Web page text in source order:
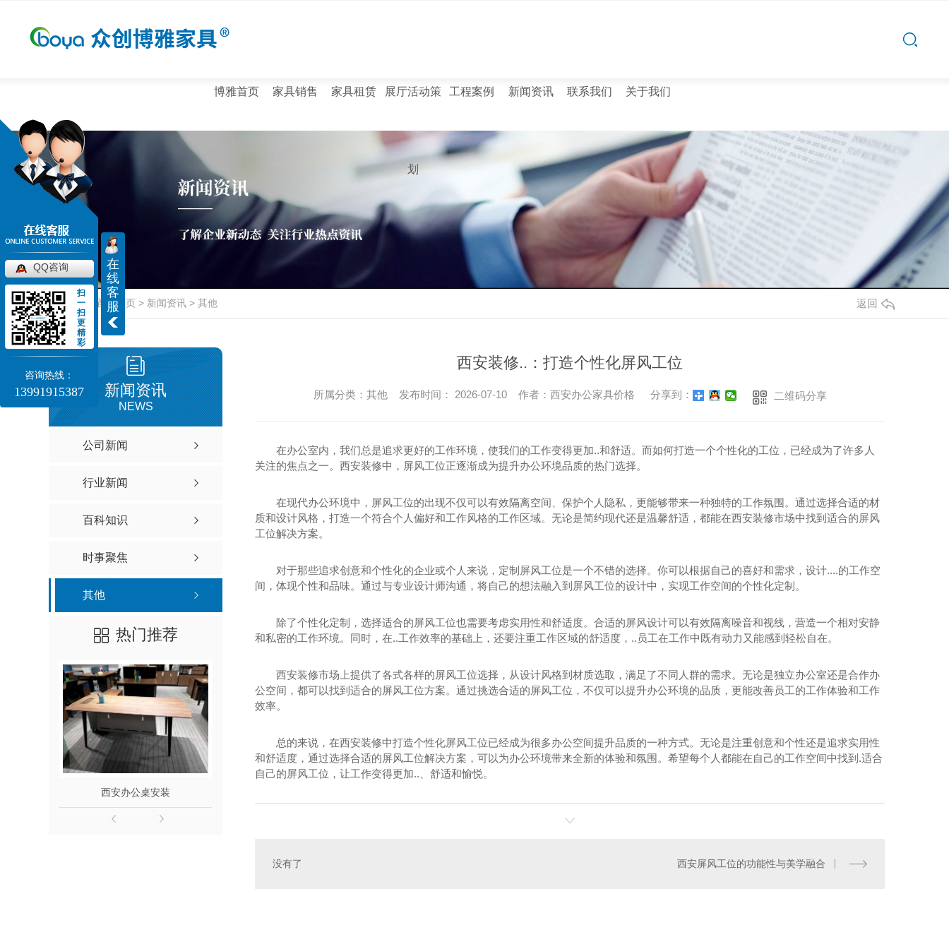
博雅首页 家具销售
屏风工位
屏风工位批发
屏风工位厂家
西安办公班台价格
西安文件柜系列
沙发茶几
沙发茶几
西安洽谈桌价格
西安洽谈桌办公家具
洽谈桌厂家
办公椅
洽谈办公椅
西安老板办公椅
午休椅
西安商务豪华办公椅
西安职员办公椅
西安机场办公椅
西安办公椅定制
办公桌
西安办公桌安装
西安办公桌定制
办公桌价格
办公桌价格
家具租赁 展厅活动策
划
工程案例 新闻资讯
公司新闻
百科知识 时事聚焦
其他
联系我们 关于我们
当前位置：首页 > 新闻资讯 > 其他 返回
新闻资讯
NEWS
公司新闻
行业新闻
百科知识
时事聚焦
其他
热门推荐
西安办公桌安装
西安装修..：打造个性化屏风工位
所属分类：其他 发布时间： 2026-07-10 作者： 西安办公家具价格 分享到： 二维码分享
在办公室内，我们总是追求更好的工作环境，使我们的工作变得更加..和舒适。而如何打造一个个性化的工位，已经成为了许多人
关注的焦点之一。西安装修中，屏风工位正逐渐成为提升办公环境品质的热门选择。
在现代办公环境中，屏风工位的出现不仅可以有效隔离空间、保护个人隐私，更能够带来一种独特的工作氛围。通过选择合适的材
质和设计风格，打造一个符合个人偏好和工作风格的工作区域。无论是简约现代还是温馨舒适，都能在西安装修市场中找到适合的屏风
工位解决方案。
对于那些追求创意和个性化的企业或个人来说，定制屏风工位是一个不错的选择。你可以根据自己的喜好和需求，设计....的工作空
间，体现个性和品味。通过与专业设计师沟通，将自己的想法融入到屏风工位的设计中，实现工作空间的个性化定制。
除了个性化定制，选择适合的屏风工位也需要考虑实用性和舒适度。合适的屏风设计可以有效隔离噪音和视线，营造一个相对安静
和私密的工作环境。同时，在..工作效率的基础上，还要注重工作区域的舒适度，..员工在工作中既有动力又能感到轻松自在。
西安装修市场上提供了各式各样的屏风工位选择，从设计风格到材质选取，满足了不同人群的需求。无论是独立办公室还是合作办
公空间，都可以找到适合的屏风工位方案。通过挑选合适的屏风工位，不仅可以提升办公环境的品质，更能改善员工的工作体验和工作
效率。
总的来说，在西安装修中打造个性化屏风工位已经成为很多办公空间提升品质的一种方式。无论是注重创意和个性还是追求实用性
和舒适度，通过选择合适的屏风工位解决方案，可以为办公环境带来全新的体验和氛围。希望每个人都能在自己的工作空间中找到.适合
自己的屏风工位，让工作变得更加..、舒适和愉悦。
没有了 西安屏风工位的功能性与美学融合
在
线
客
服
QQ咨询
扫
一
扫
更
精
彩
咨询热线：
13991915387